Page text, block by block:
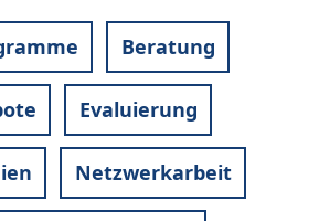
Beratung
Evaluierung
Netzwerkarbeit